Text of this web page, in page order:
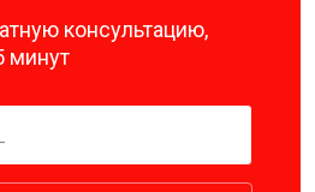
консультацию,
минут